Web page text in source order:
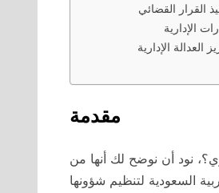
القرار القضائي
الإدارية
العدالة الإدارية
مقدمة
نود أن نوضح لك أنها من
السعودية لتنظيم شؤونها